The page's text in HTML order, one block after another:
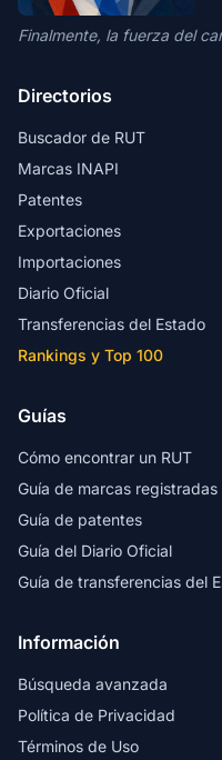
Finalmente, la fuerza del
Directorios
Buscador de RUT
Marcas INAPI
Patentes
Exportaciones
Importaciones
Diario Oficial
Transferencias del Estado
Rankings y Top 100
Guías
Cómo encontrar un RUT
Guía de marcas registradas
Guía de patentes
Guía del Diario Oficial
Guía de transferencias del
Información
Búsqueda avanzada
Política de Privacidad
Términos de Uso